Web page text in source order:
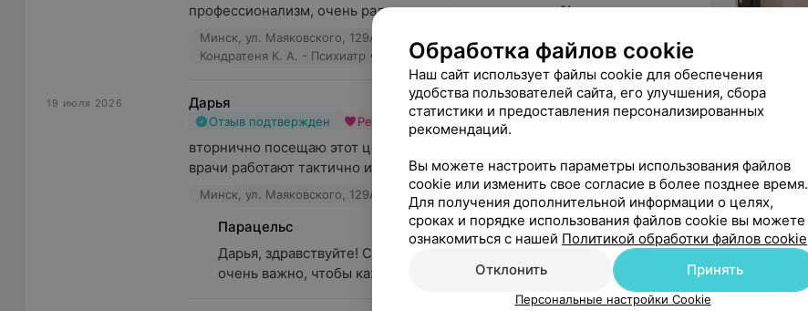
профессионализм, очень рада, что попала именно к ней!
Минск, ул. Маяковского, 129А/1
Кондратеня К. А. - Психиатр • Нарколог • Психотерапевт
19 июля 2026 Дарья
Отзыв подтвержден Рекомендую
вторнично посещаю этот центр, рекомендую к посещению
врачи работают тактично и действенно, спасибо !
Минск, ул. Маяковского, 129А/1
Парацельс
Дарья, здравствуйте! Спасибо за добрые слова. Для нашей команды
очень важно, чтобы каждый человек получал у нас професси...
Обработка файлов cookie
Наш сайт использует файлы cookie для обеспечения
удобства пользователей сайта, его улучшения, сбора
статистики и предоставления персонализированных
рекомендаций.
Вы можете настроить параметры использования файлов
cookie или изменить свое согласие в более позднее время.
Для получения дополнительной информации о целях,
сроках и порядке использования файлов cookie вы можете
ознакомиться с нашей Политикой обработки файлов cookie
Отклонить
Принять
Персональные настройки Cookie